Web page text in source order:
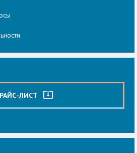
ЛИСТ system_update_alt